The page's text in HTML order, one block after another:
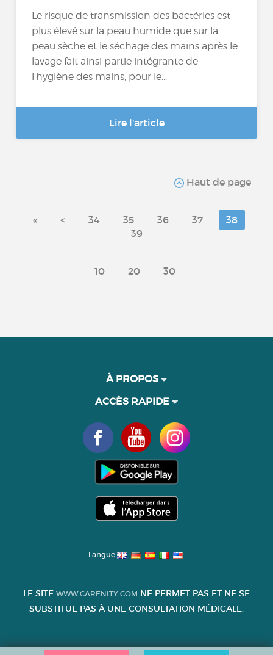
Le risque de transmission des bactéries est
plus élevé sur la peau humide que sur la
peau sèche et le séchage des mains après le
lavage fait ainsi partie intégrante de
l'hygiène des mains, pour le...
Lire l'article
Haut de page
« < 34 35 36 37
38
39
10 20 30
À PROPOS
ACCÈS RAPIDE
Langue
LE SITE WWW.CARENITY.COM NE PERMET PAS ET NE SE
SUBSTITUE PAS À UNE CONSULTATION MÉDICALE.